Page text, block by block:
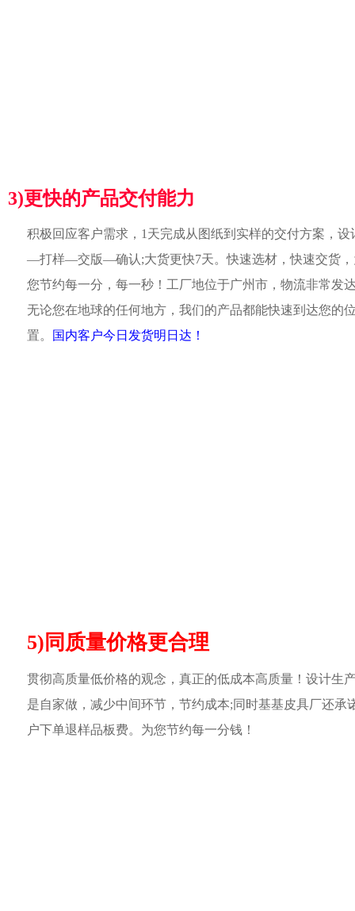
3)更快的产品交付能力
积极回应客户需求，1天完成从图纸到实样的交付方案，设
—打样—交版—确认;大货更快7天。快速选材，快速交货
您节约每一分，每一秒！工厂地位于广州市，物流非常发
无论您在地球的任何地方，我们的产品都能快速到达您的
置。
国内客户今日发货明日达！
5)同质量价格更合理
贯彻高质量低价格的观念，真正的低成本高质量！设计生
是自家做，减少中间环节，节约成本;同时基基皮具厂还承
户下单退样品板费。为您节约每一分钱！